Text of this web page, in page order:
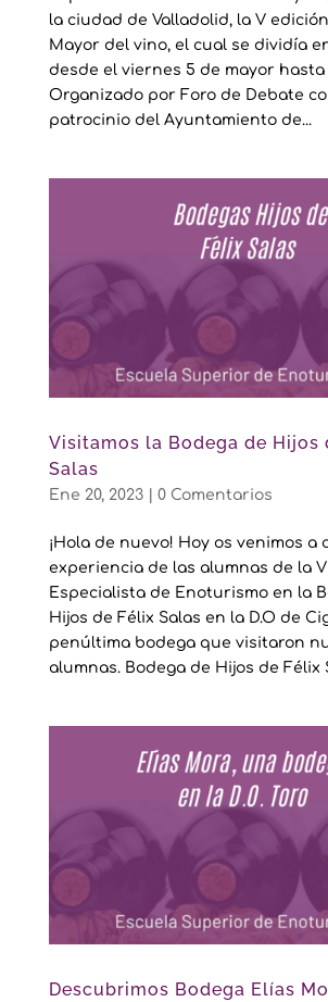
la ciudad de Valladolid, la V
Mayor del vino, el cual se dividía
desde el viernes 5 de mayor hasta
Organizado por Foro de Debate
patrocinio del Ayuntamiento de...
Visitamos la Bodega de Hijos
Salas
Ene 20, 2023| 0 Comentarios
¡Hola de nuevo! Hoy os venimos a
experiencia de las alumnas de la
Especialista de Enoturismo en la
Hijos de Félix Salas en la D.O de
penúltima bodega que visitaron
alumnas. Bodega de Hijos de Félix
Descubrimos Bodega Elías